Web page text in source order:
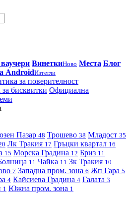
ВинеткиНово Места Блог
AndroidИзтегли
за поверителност
бисквитки Официална
Пазар 48 Трошево 38 Младост 35
Лк Тракия 17 Гръцки квартал 16
15 Морска Градина 12 Бриз 11
11 Чайка 11 Зк Тракия 10
7 Западна пром. зона 6 Жп Гара 5
4 Кайсиева Градина 4 Галата 3
1 Южна пром. зона 1